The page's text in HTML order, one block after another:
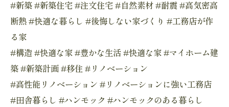
#新築 #新築住宅 #注文住宅 #自然素材 #耐震 #高気密高
断熱 #快適な暮らし #後悔しない家づくり #工務店が作
る家
#構造 #快適な家 #豊かな生活 #快適な家 #マイホーム建
築 #新築計画 #移住 #リノベーション
#高性能リノベーション #リノベーションに強い工務店
#田舎暮らし #ハンモック #ハンモックのある暮らし